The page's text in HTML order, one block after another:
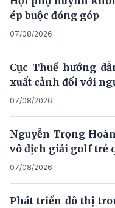
ép buộc đóng góp
07/08/2026
Cục Thuế hướng
xuất cảnh đối với
07/08/2026
Nguyễn Trọng
vô địch giải golf trẻ
07/08/2026
Phát triển đô thị